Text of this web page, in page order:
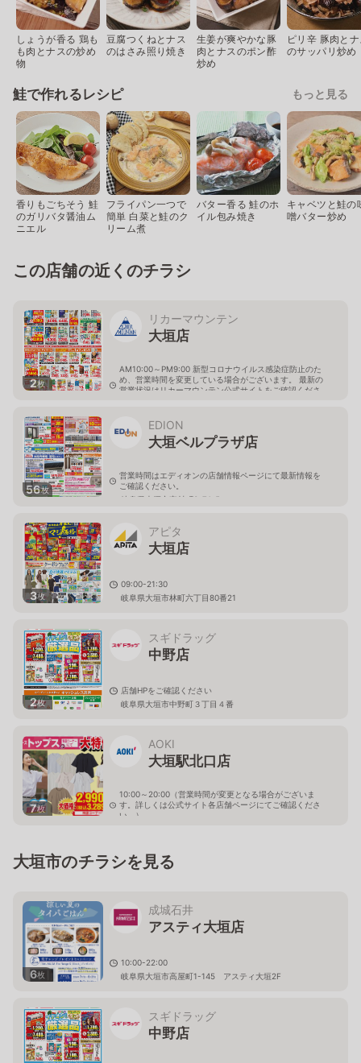
しょうが香る 鶏も
も肉とナスの炒め
物
豆腐つくねとナス
のはさみ照り焼き
生姜が爽やかな豚
肉とナスのポン酢
炒め
ピリ辛 豚肉と
のサッパリ炒め
鮭で作れるレシピ もっと見る
香りもごちそう 鮭
のガリバタ醤油ム
ニエル
フライパン一つで
簡単 白菜と鮭のク
リーム煮
バター香る 鮭のホ
イル包み焼き
キャベツと鮭の
噌バター炒め
この店舗の近くのチラシ
2枚
リカーマウンテン
大垣店
AM10:00～PM9:00 新型コロナウイルス感染症防止のた
め、営業時間を変更している場合がございます。 最新の
営業状況はリカーマウンテン公式サイトをご確認くださ
56枚
EDION
大垣ベルプラザ店
営業時間はエディオンの店舗情報ページにて最新情報を
ご確認ください。
岐阜県大垣市室村町3-74-5
3枚
アピタ
大垣店
09:00-21:30
岐阜県大垣市林町六丁目80番21
2枚
スギドラッグ
中野店
店舗HPをご確認ください
岐阜県大垣市中野町３丁目４番
7枚
AOKI
大垣駅北口店
10:00～20:00（営業時間が変更となる場合がございま
す。詳しくは公式サイト各店舗ページにてご確認くださ
い。）
大垣市のチラシを見る
6枚
成城石井
アスティ大垣店
10:00-22:00
岐阜県大垣市高屋町1-145 アスティ大垣2F
スギドラッグ
中野店